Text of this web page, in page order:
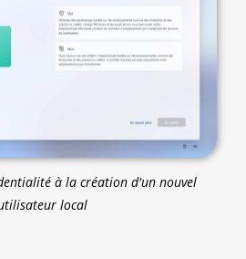
à la création d'un nouvel
local